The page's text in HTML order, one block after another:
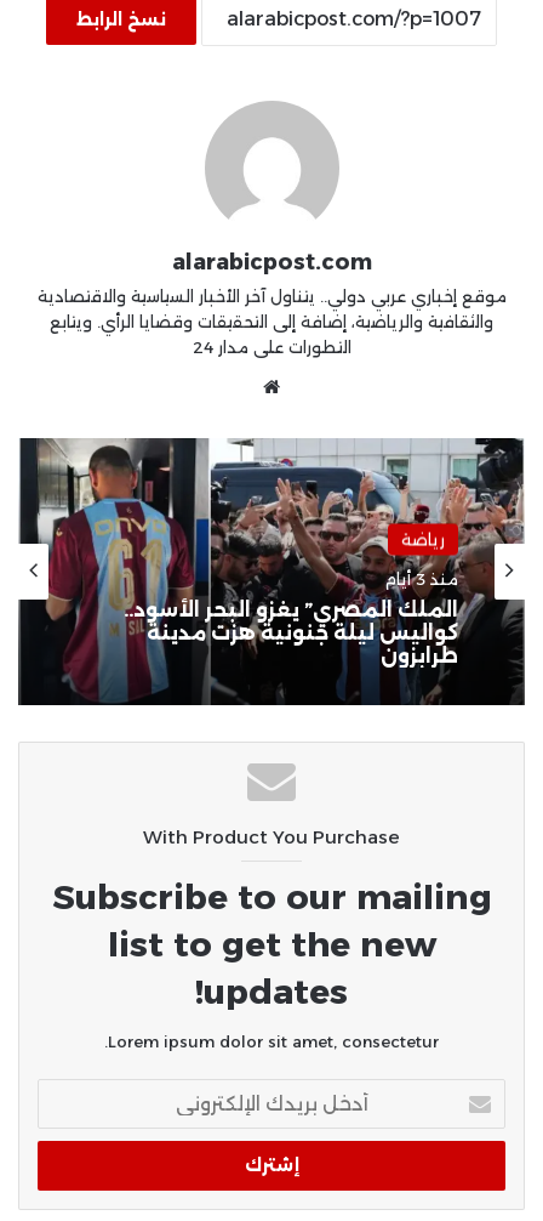
نسخ الرابط
alarabicpost.com
موقع إخباري عربي دولي.. يتناول آخر الأخبار السياسية والاقتصادية
والثقافية والرياضية، إضافة إلى التحقيقات وقضايا الرأي. ويتابع
التطورات على مدار 24
رياضة
منذ 3 أيام
ضحية “عموتة” الجديدة.. الأهلي يطيح
بنجمه المتألق رغم “العلامة الكاملة”
في الوديات!
With Product You Purchase
Subscribe to our mailing
list to get the new
updates!
Lorem ipsum dolor sit amet, consectetur.
بريدك
الإلكتروني